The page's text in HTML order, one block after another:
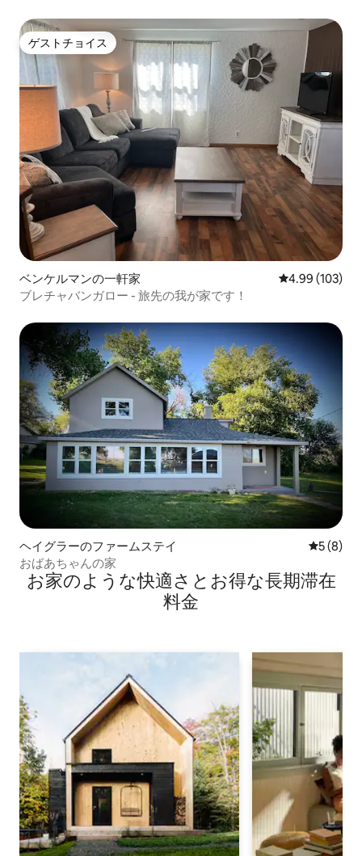
ゲストチョイス
ゲストチョイス
ベンケルマンの一軒家 レビュー103
4.99 (103)
ブレチャバンガロー - 旅先の我が家です！
ヘイグラーのファームステイ レビュー
5 (8)
おばあちゃんの家
お家のような快⁠適⁠さ⁠とお⁠得⁠な長⁠期⁠滞⁠在
料⁠金